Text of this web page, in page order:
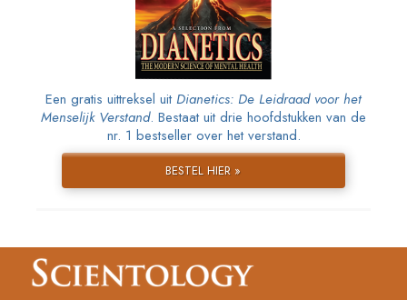
Een gratis uittreksel uitDianetics: De Leidraad voor het
Menselijk Verstand. Bestaat uit drie hoofdstukken van de
nr. 1 bestseller over het verstand.
BESTEL HIER »